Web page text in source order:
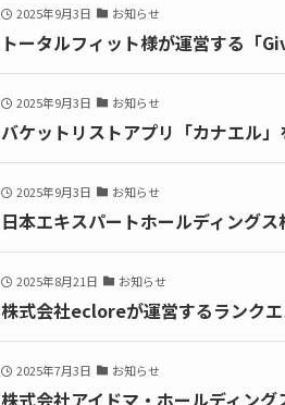
2025年9月3日 お知らせ
トータルフィット様が運営する「
2025年9月3日 お知らせ
バケットリストアプリ「カナエル
2025年9月3日 お知らせ
日本エキスパートホールディング
2025年8月21日 お知らせ
株式会社ecloreが運営するランク
2025年7月3日 お知らせ
株式会社アイドマ・ホールディン